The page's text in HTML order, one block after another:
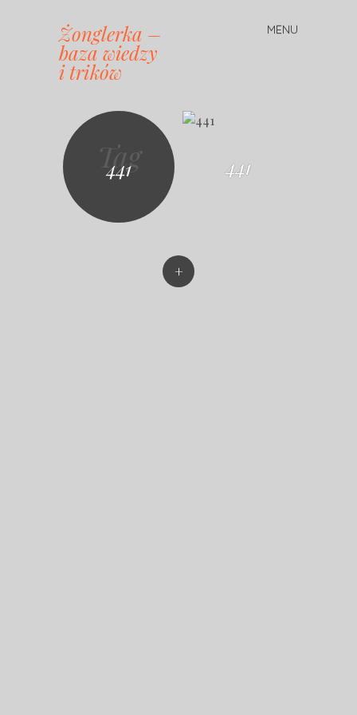
Żonglerka –
baza wiedzy
i trików
MENU
Skip
to
content
Tag
441 441
+